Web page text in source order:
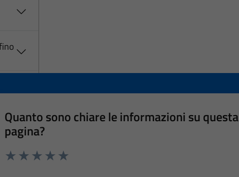
Quanto sono chiare le informazioni su questa
pagina?